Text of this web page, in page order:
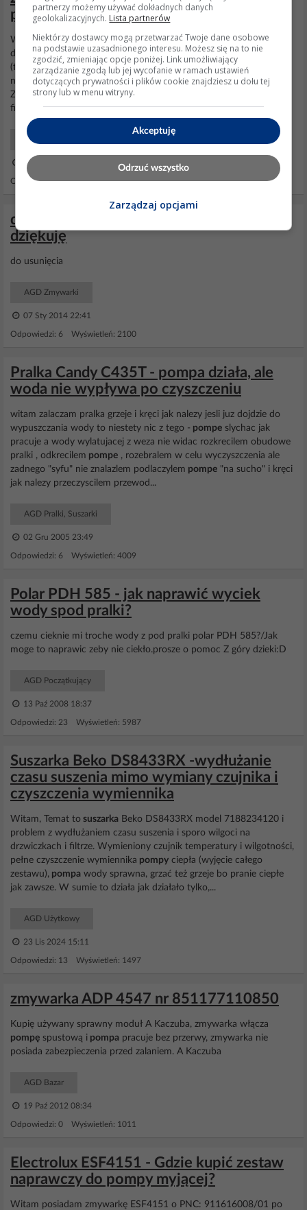
przestała myć
Witam. Jestem tutaj pierwszy raz. Proszę o pomoc. DWS 4704 -
długi czas zmywarka głośno chodziła. Teraz przestała myć. Pompa
(ta mała) pracuje. Pompuje i wypompowuje wodę. Po
napompowaniu wody nie włącza się pompamyjąca (ta duża).
Zmywarka tylko cicho "buczy". Wyczyściłem wg podanych postów
filtry w środku, od spodu ten wąż w kształcie U (zdjęcie 01)....
AGD Początkujący
18 Gru 2014 10:03
Odpowiedzi: 8 Wyświetleń: 2559
do usunięcia - proszę usunąć wątek,
dziękuję
do usunięcia
AGD Zmywarki
07 Sty 2014 22:41
Odpowiedzi: 6 Wyświetleń: 2100
Pralka Candy C435T - pompa działa, ale
woda nie wypływa po czyszczeniu
witam zalaczam pralka grzeje i kręci jak nalezy jesli juz dojdzie do
wypuszczania wody to niestety nic z tego - pompe slychac jak
pracuje a wody wylatujacej z weza nie widac rozkrecilem obudowe
pralki , odkrecilem pompe , rozebralem w celu wyczyszczenia ale
zadnego "syfu" nie znalazlem podlaczylem pompe "na sucho" i kręci
jak nalezy przeczyscilem przewod...
AGD Pralki, Suszarki
02 Gru 2005 23:49
Odpowiedzi: 6 Wyświetleń: 4009
Polar PDH 585 - jak naprawić wyciek
wody spod pralki?
czemu cieknie mi troche wody z pod pralki polar PDH 585?/Jak
moge to naprawic zeby nie ciekło.prosze o pomoc Z góry dzieki:D
AGD Początkujący
13 Paź 2008 18:37
Odpowiedzi: 23 Wyświetleń: 5987
Suszarka Beko DS8433RX -wydłużanie
czasu suszenia mimo wymiany czujnika i
czyszczenia wymiennika
Witam, Temat to suszarka Beko DS8433RX model 7188234120 i
problem z wydłużaniem czasu suszenia i sporo wilgoci na
drzwiczkach i filtrze. Wymieniony czujnik temperatury i wilgotności,
pełne czyszczenie wymiennika pompy ciepła (wyjęcie całego
zestawu), pompa wody sprawna, grzać też grzeje bo pranie ciepłe
jak zawsze. W sumie to działa jak działało tylko,...
AGD Użytkowy
23 Lis 2024 15:11
Odpowiedzi: 13 Wyświetleń: 1497
zmywarka ADP 4547 nr 851177110850
Kupię używany sprawny moduł A Kaczuba, zmywarka włącza
pompę spustową i pompa pracuje bez przerwy, zmywarka nie
posiada zabezpieczenia przed zalaniem. A Kaczuba
AGD Bazar
19 Paź 2012 08:34
Odpowiedzi: 0 Wyświetleń: 1011
Electrolux ESF4151 - Gdzie kupić zestaw
naprawczy do pompy myjącej?
Witam posiadam zmywarkę ESF4151 o PNC: 911616008/01 po
partnerzy możemy używać dokładnych danych
geolokalizacyjnych. Lista partnerów
Niektórzy dostawcy mogą przetwarzać Twoje dane osobowe
na podstawie uzasadnionego interesu. Możesz się na to nie
zgodzić, zmieniając opcje poniżej. Link umożliwiający
zarządzanie zgodą lub jej wycofanie w ramach ustawień
dotyczących prywatności i plików cookie znajdziesz u dołu tej
strony lub w menu witryny.
Akceptuję
Odrzuć wszystko
Zarządzaj opcjami